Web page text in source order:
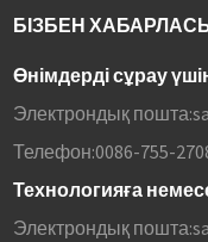
БІЗБЕН
Өнімдерді сұрау
Электрондық пошта:
Телефон:0086-755-
Технологияға
Электрондық пошта: